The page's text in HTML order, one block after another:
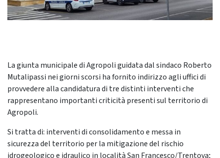
La giunta municipale di Agropoli guidata dal sindaco Roberto
Mutalipassi nei giorni scorsi ha fornito indirizzo agli uffici di
provvedere alla candidatura di tre distinti interventi che
rappresentano importanti criticità presenti sul territorio di
Agropoli.
Si tratta di: interventi di consolidamento e messa in
sicurezza del territorio per la mitigazione del rischio
idrogeologico e idraulico in località San Francesco/Trentova;